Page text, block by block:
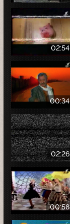
02:54
00:34
02:26
00:58